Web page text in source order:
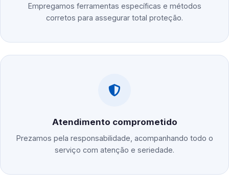
Empregamos ferramentas específicas e métodos
corretos para assegurar total proteção.
Atendimento comprometido
Prezamos pela responsabilidade, acompanhando todo o
serviço com atenção e seriedade.